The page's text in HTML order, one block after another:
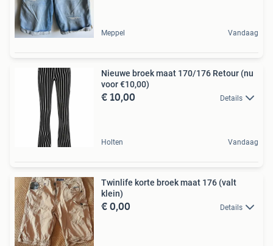
Meppel Vandaag
Nieuwe broek maat 170/176 Retour (nu
voor €10,00)
€ 10,00 Details
Holten Vandaag
Twinlife korte broek maat 176 (valt
klein)
€ 0,00 Details